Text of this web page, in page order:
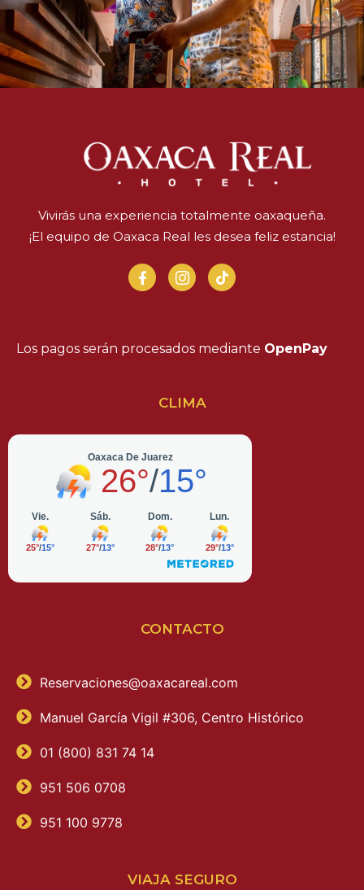
Vivirás una experiencia totalmente oaxaqueña.
¡El equipo de Oaxaca Real les desea feliz estancia!
Los pagos serán procesados mediante OpenPay
CLIMA
CONTACTO
Reservaciones@oaxacareal.com
Manuel García Vigil #306, Centro Histórico
01 (800) 831 74 14
951 506 0708
951 100 9778
VIAJA SEGURO